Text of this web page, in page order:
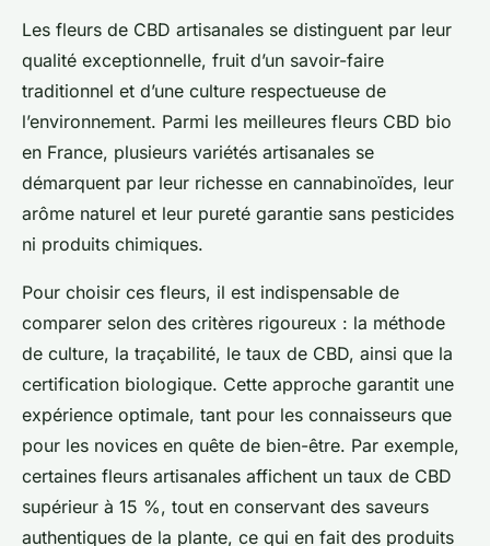
Les fleurs de CBD artisanales se distinguent par leur
qualité exceptionnelle, fruit d’un savoir-faire
traditionnel et d’une culture respectueuse de
l’environnement. Parmi les meilleures fleurs CBD bio
en France, plusieurs variétés artisanales se
démarquent par leur richesse en cannabinoïdes, leur
arôme naturel et leur pureté garantie sans pesticides
ni produits chimiques.
Pour choisir ces fleurs, il est indispensable de
comparer selon des critères rigoureux : la méthode
de culture, la traçabilité, le taux de CBD, ainsi que la
certification biologique. Cette approche garantit une
expérience optimale, tant pour les connaisseurs que
pour les novices en quête de bien-être. Par exemple,
certaines fleurs artisanales affichent un taux de CBD
supérieur à 15 %, tout en conservant des saveurs
authentiques de la plante, ce qui en fait des produits